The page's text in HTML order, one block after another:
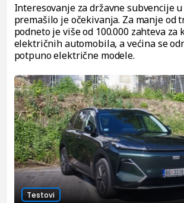
Interesovanje za državne subvencije
premašilo je očekivanja. Za manje od
podneto je više od 100.000 zahteva za
električnih automobila, a većina se
potpuno električne modele.
Testovi